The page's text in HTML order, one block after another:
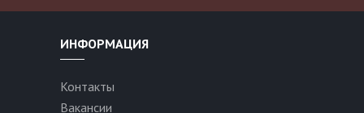
ИНФОРМАЦИЯ
Контакты
Вакансии